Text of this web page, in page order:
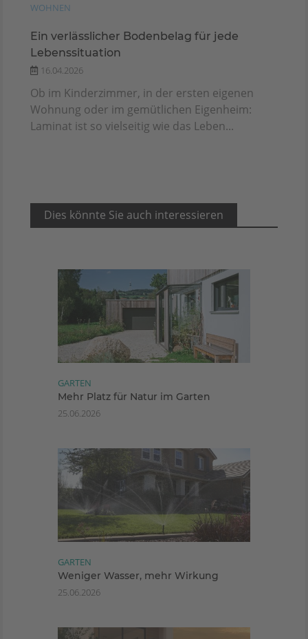
WOHNEN
Ein verlässlicher Bodenbelag für jede
Lebenssituation
16.04.2026
Ob im Kinderzimmer, in der ersten eigenen
Wohnung oder im gemütlichen Eigenheim:
Laminat ist so vielseitig wie das Leben...
Dies könnte Sie auch interessieren
GARTEN
Mehr Platz für Natur im Garten
25.06.2026
GARTEN
Weniger Wasser, mehr Wirkung
25.06.2026